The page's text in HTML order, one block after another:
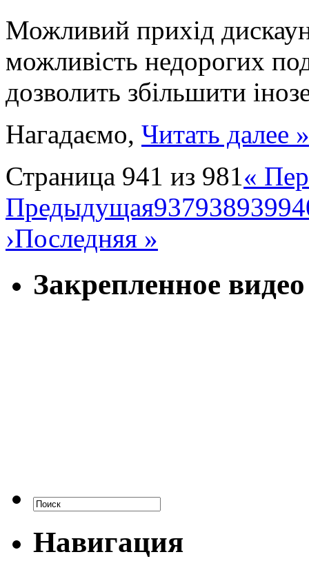
Можливий прихід
можливість недорогих
дозволить збільшити
Нагадаємо, Читать далее »
Страница 941 из 981«
Предыдущая937938939
›Последняя »
Закрепленное видео
Навигация